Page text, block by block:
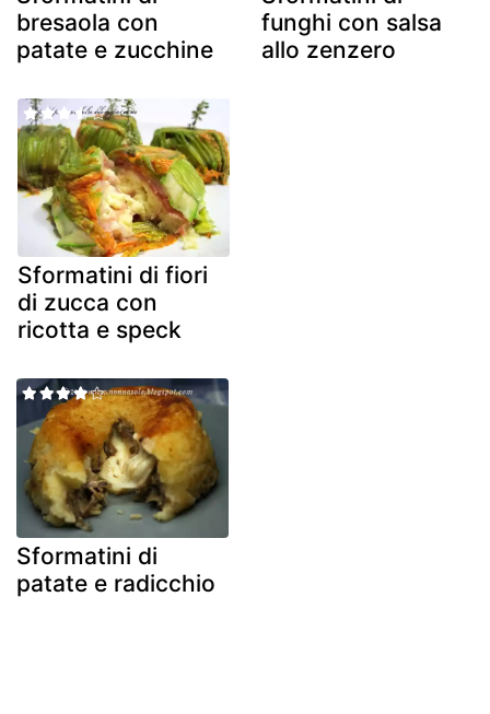
bresaola con
patate e zucchine
funghi con salsa
allo zenzero
Sformatini di fiori
di zucca con
ricotta e speck
Sformatini di
patate e radicchio